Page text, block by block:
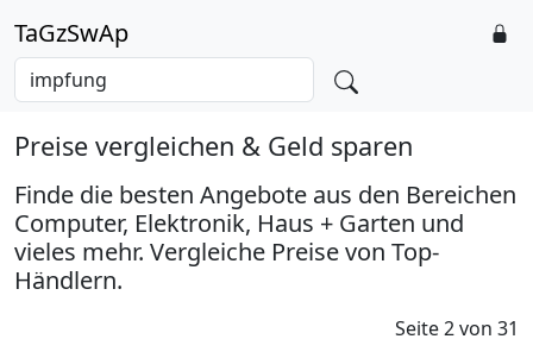
TaGzSwAp
Preise vergleichen & Geld sparen
Finde die besten Angebote aus den Bereichen
Computer, Elektronik, Haus + Garten und
vieles mehr. Vergleiche Preise von Top-
Händlern.
Seite 2 von 31